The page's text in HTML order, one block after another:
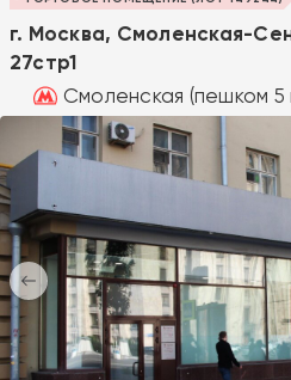
г. Москва, Смоленская-
27стр1
Смоленская (пешком 5